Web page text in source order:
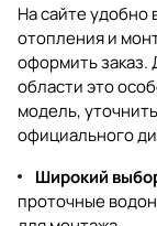
На сайте удобно
отопления и
оформить заказ.
области это
модель,
официального
Широкий
проточные